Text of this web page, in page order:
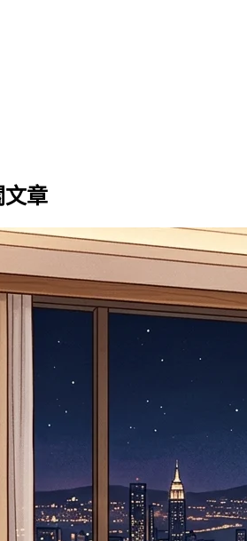
文章